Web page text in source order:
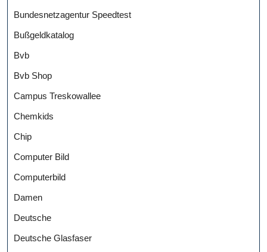
Bundesnetzagentur Speedtest
Bußgeldkatalog
Bvb
Bvb Shop
Campus Treskowallee
Chemkids
Chip
Computer Bild
Computerbild
Damen
Deutsche
Deutsche Glasfaser